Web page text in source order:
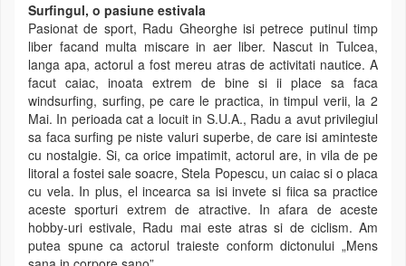
Surfingul, o pasiune estivala
Pasionat de sport, Radu Gheorghe isi petrece putinul timp
liber facand multa miscare in aer liber. Nascut in Tulcea,
langa apa, actorul a fost mereu atras de activitati nautice. A
facut caiac, inoata extrem de bine si ii place sa faca
windsurfing, surfing, pe care le practica, in timpul verii, la 2
Mai. In perioada cat a locuit in S.U.A., Radu a avut privilegiul
sa faca surfing pe niste valuri superbe, de care isi aminteste
cu nostalgie. Si, ca orice impatimit, actorul are, in vila de pe
litoral a fostei sale soacre, Stela Popescu, un caiac si o placa
cu vela. In plus, el incearca sa isi invete si fiica sa practice
aceste sporturi extrem de atractive. In afara de aceste
hobby-uri estivale, Radu mai este atras si de ciclism. Am
putea spune ca actorul traieste conform dictonului „Mens